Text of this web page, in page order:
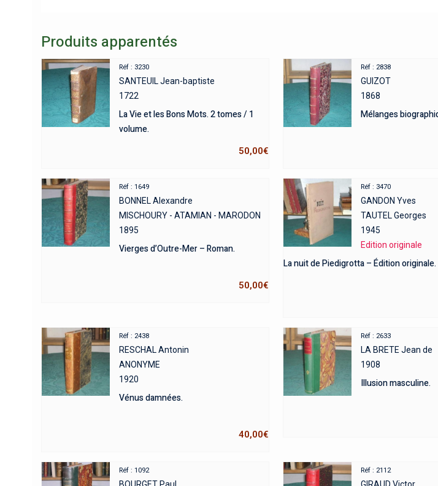
Produits apparentés
Réf : 3230
SANTEUIL Jean-baptiste
1722
La Vie et les Bons Mots. 2 tomes / 1
volume.
50,00€
Réf : 2838
GUIZOT
1868
Mélanges
Réf : 1649
BONNEL Alexandre
MISCHOURY - ATAMIAN - MARODON
1895
Vierges d’Outre-Mer – Roman.
50,00€
Réf : 3470
GANDON Yves
TAUTEL Georges
1945
Edition originale
La nuit de Piedigrotta – Édition originale.
Réf : 2438
RESCHAL Antonin
ANONYME
1920
Vénus damnées.
40,00€
Réf : 2633
LA BRETE Jean de
1908
Illusion masculine.
Réf : 1092 Réf : 2112